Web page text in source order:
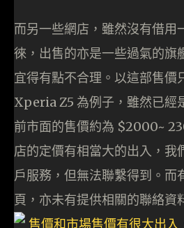
而另一些網店，雖然沒有借用
徠，出售的亦是一些過氣的旗
宜得有點不合理。以這部售
Xperia Z5 為例子，雖然已經
前市面的售價約為 $2000~
店的定價有相當大的出入，我
戶服務，但無法聯繫得到。而
頁，亦未有提供相關的聯絡資